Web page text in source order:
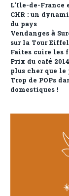
L’Ile-de-France
CHR : un
du pays
Vendanges à
sur la Tour Eiffel
Faites cuire les
Prix du café
plus cher que
Trop de POPs
domestiques !